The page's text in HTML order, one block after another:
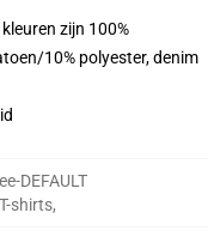
zijn 100%
10% polyester, denim
DEFAULT
shirts,